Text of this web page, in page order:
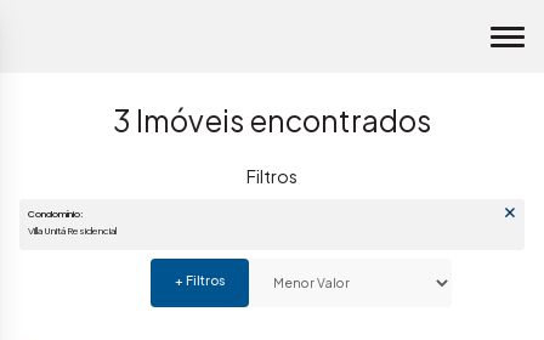
3 Imóveis encontrados
Condomínio: